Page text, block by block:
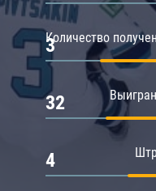
Количество
3
32
4